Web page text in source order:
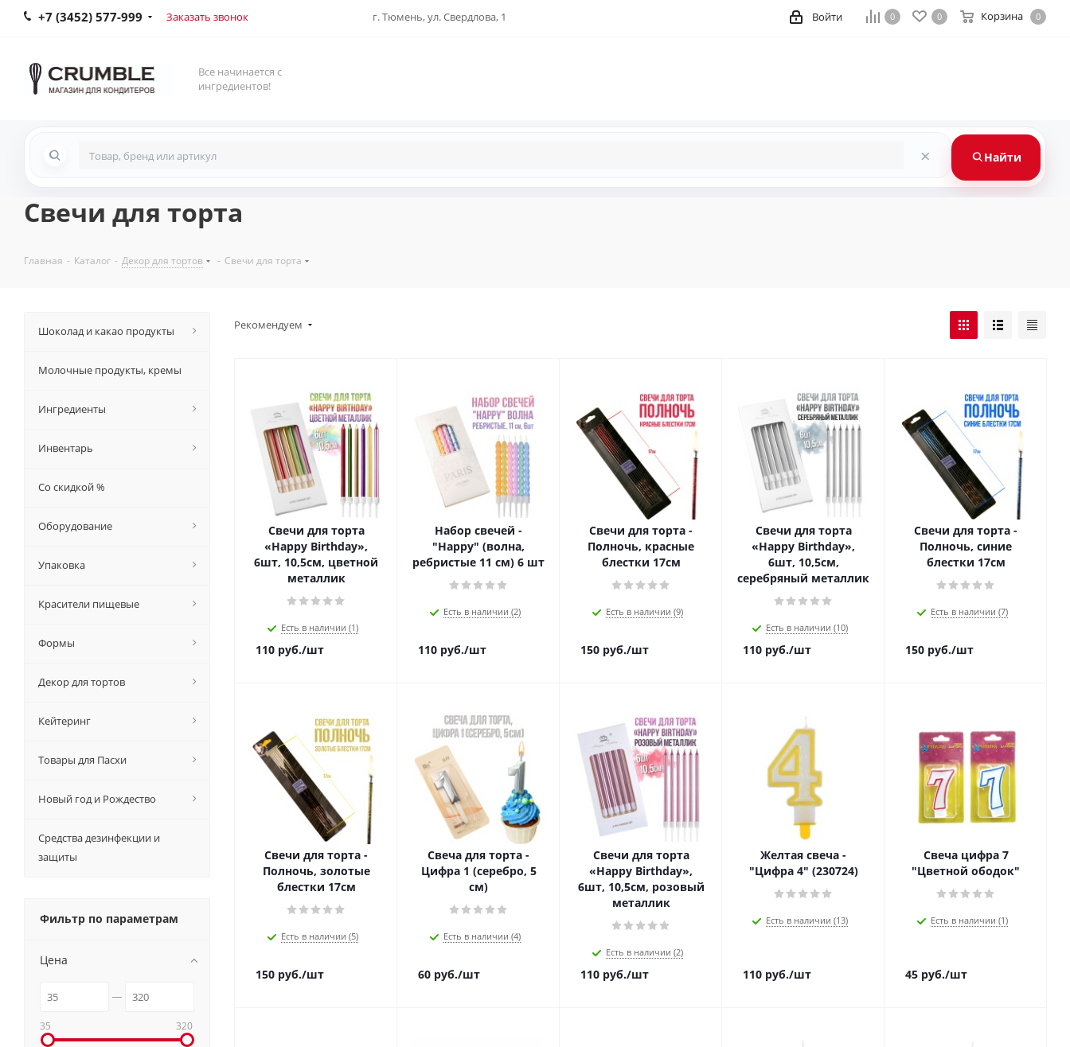
+7 (3452) 577-999 Заказать звонок г. Тюмень, ул. Свердлова, 1 0 0 Корзина 0
Войти
Все начинается с
ингредиентов!
× Найти
Свечи для торта
Главная - Каталог - Декор для тортов - Свечи для торта
Рекомендуем
Свечи для торта
«Happy Birthday»,
6шт, 10,5см, цветной
металлик
Есть в наличии (1)
110 руб./шт
Набор свечей -
"Happy" (волна,
ребристые 11 см) 6 шт
Есть в наличии (2)
110 руб./шт
Свечи для торта -
Полночь, красные
блестки 17см
Есть в наличии (9)
150 руб./шт
Свечи для торта
«Happy Birthday»,
6шт, 10,5см,
серебряный металлик
Есть в наличии (10)
110 руб./шт
Свечи для торта -
Полночь, синие
блестки 17см
Есть в наличии (7)
150 руб./шт
Свечи для торта -
Полночь, золотые
блестки 17см
Есть в наличии (5)
150 руб./шт
Свеча для торта -
Цифра 1 (серебро, 5
см)
Есть в наличии (4)
60 руб./шт
Свечи для торта
«Happy Birthday»,
6шт, 10,5см, розовый
металлик
Есть в наличии (2)
110 руб./шт
Желтая свеча -
"Цифра 4" (230724)
Есть в наличии (13)
110 руб./шт
Свеча цифра 7
"Цветной ободок"
Есть в наличии (1)
45 руб./шт
Шоколад и какао продукты
Молочные продукты, кремы
Ингредиенты
Инвентарь
Со скидкой %
Оборудование
Упаковка
Красители пищевые
Формы
Декор для тортов
Кейтеринг
Товары для Пасхи
Новый год и Рождество
Средства дезинфекции и
защиты
Фильтр по параметрам
Цена
35 320